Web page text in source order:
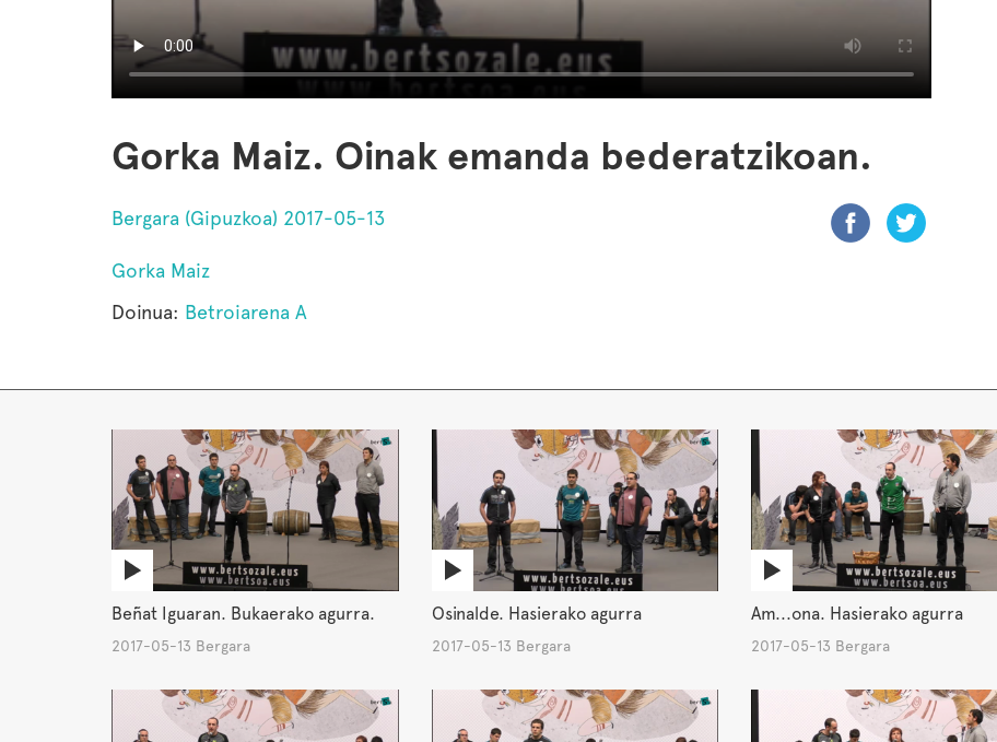
Gorka Maiz. Oinak emanda bederatzikoan.
Bergara (Gipuzkoa) 2017-05-13
Gorka Maiz
Doinua: Betroiarena A
Beñat Iguaran. Bukaerako agurra.
2017-05-13 Bergara
Osinalde. Hasierako agurra
2017-05-13 Bergara
Am...ona. Hasierako agurra
2017-05-13 Bergara